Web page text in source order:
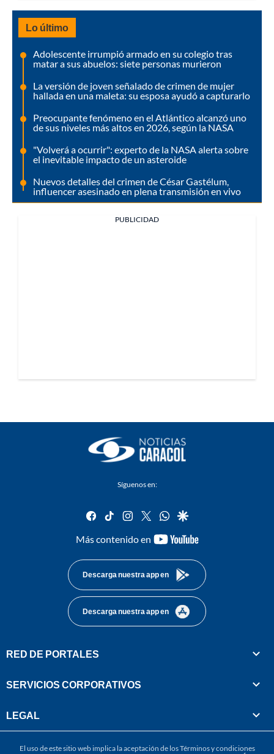
Lo último
Adolescente irrumpió armado en su colegio tras
matar a sus abuelos: siete personas murieron
La versión de joven señalado de crimen de mujer
hallada en una maleta: su esposa ayudó a capturarlo
Preocupante fenómeno en el Atlántico alcanzó uno
de sus niveles más altos en 2026, según la NASA
"Volverá a ocurrir": experto de la NASA alerta sobre
el inevitable impacto de un asteroide
Nuevos detalles del crimen de César Gastélum,
influencer asesinado en plena transmisión en vivo
PUBLICIDAD
Síguenos en:
facebook
tiktok instagram
twitterwhatsapp
google
Más contenido en
youtube-
Descarga nuestra app en
Descarga nuestra app en
RED DE PORTALES
SERVICIOS CORPORATIVOS
LEGAL
El uso de este sitio web implica la aceptación de losTérminos y condiciones